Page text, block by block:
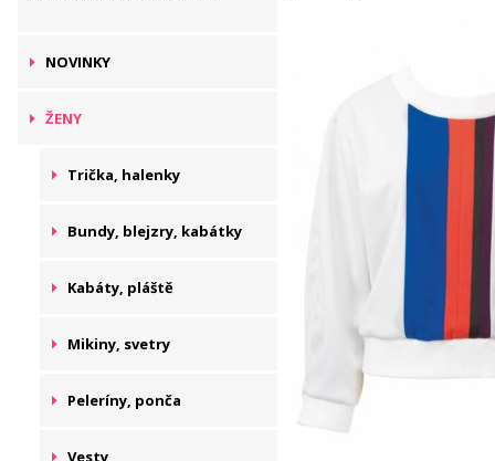
NOVINKY
ŽENY
Trička, halenky
Bundy, blejzry, kabátky
Kabáty, pláště
Mikiny, svetry
Peleríny, ponča
Vesty